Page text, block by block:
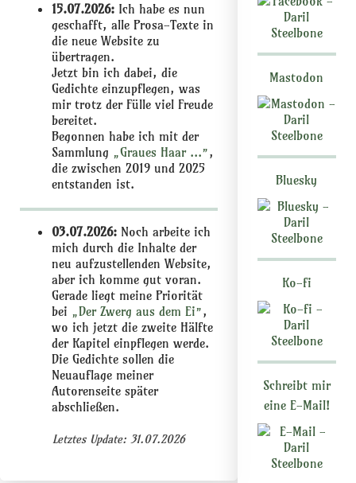
15.07.2026: Ich habe es nun
geschafft, alle Prosa-Texte in
die neue Website zu
übertragen.
Jetzt bin ich dabei, die
Gedichte einzupflegen, was
mir trotz der Fülle viel Freude
bereitet.
Begonnen habe ich mit der
Sammlung „Graues Haar ...”,
die zwischen 2019 und 2025
entstanden ist.
03.07.2026: Noch arbeite ich
mich durch die Inhalte der
neu aufzustellenden Website,
aber ich komme gut voran.
Gerade liegt meine Priorität
bei „Der Zwerg aus dem Ei”,
wo ich jetzt die zweite Hälfte
der Kapitel einpflegen werde.
Die Gedichte sollen die
Neuauflage meiner
Autorenseite später
abschließen.
Letztes Update: 31.07.2026
Mastodon
Bluesky
Ko-fi
Schreibt mir
eine E-Mail!